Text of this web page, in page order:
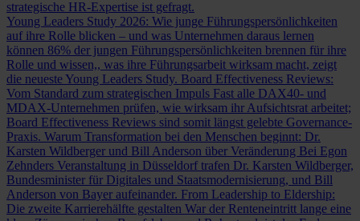
strategische HR-Expertise ist gefragt.
Young Leaders Study 2026: Wie junge Führungspersönlichkeiten
auf ihre Rolle blicken – und was Unternehmen daraus lernen
können 86% der jungen Führungspersönlichkeiten brennen für ihre
Rolle und wissen,, was ihre Führungsarbeit wirksam macht, zeigt
die neueste Young Leaders Study. Board Effectiveness Reviews:
Vom Standard zum strategischen Impuls Fast alle DAX40- und
MDAX-Unternehmen prüfen, wie wirksam ihr Aufsichtsrat arbeitet;
Board Effectiveness Reviews sind somit längst gelebte Governance-
Praxis. Warum Transformation bei den Menschen beginnt: Dr.
Karsten Wildberger und Bill Anderson über Veränderung Bei Egon
Zehnders Veranstaltung in Düsseldorf trafen Dr. Karsten Wildberger,
Bundesminister für Digitales und Staatsmodernisierung, und Bill
Anderson von Bayer aufeinander. From Leadership to Eldership:
Die zweite Karrierehälfte gestalten War der Renteneintritt lange eine